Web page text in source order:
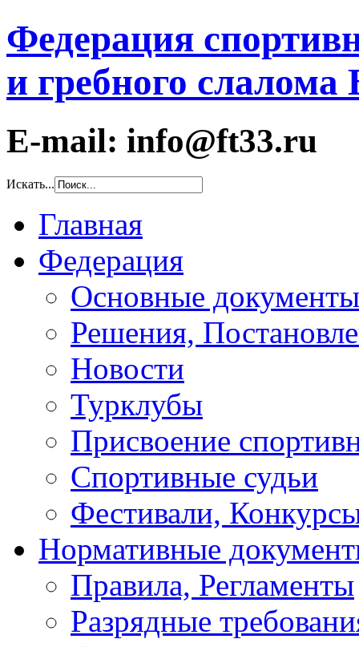
Федерация
и гребного
E-mail: info@ft33.ru
Искать...
Главная
Федерация
Основные документы
Решения,
Новости
Турклубы
Присвоение
Спортивные судьи
Фестивали,
Нормативные
Правила, Регламенты
Разрядные